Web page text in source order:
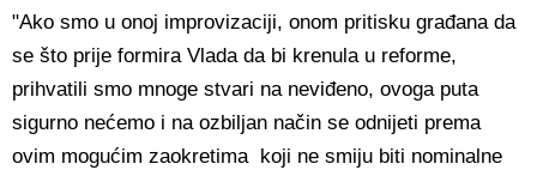
"Ako smo u onoj improvizaciji, onom pritisku građana da
se što prije formira Vlada da bi krenula u reforme,
prihvatili smo mnoge stvari na neviđeno, ovoga puta
sigurno nećemo i na ozbiljan način se odnijeti prema
ovim mogućim zaokretima koji ne smiju biti nominalne